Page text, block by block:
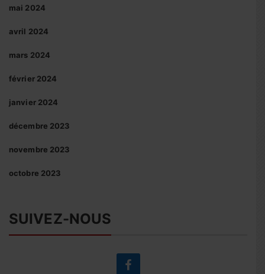
mai 2024
avril 2024
mars 2024
février 2024
janvier 2024
décembre 2023
novembre 2023
octobre 2023
SUIVEZ-NOUS